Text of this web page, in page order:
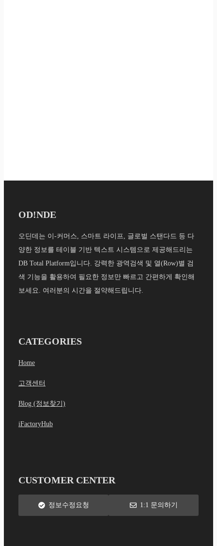
OD!NDE
오딘데는 이-커머스, 스마트 라이프, 글로벌 스탠다드 등 다
양한 정보를 테이블 기반 텍스트 시스템으로 제공해드리는
DB Total Platform입니다. 강력한 광역검색 및 열(Row)별 검
색 기능을 활용하여 필요한 정보만 빠르고 간편하게 확인해
보세요. 여러분의 시간을 절약해드립니다.
CATEGORIES
Home
고객센터
Blog (정보찾기)
iFactoryHub
CUSTOMER CENTER
정보수정요청 1:1 문의하기